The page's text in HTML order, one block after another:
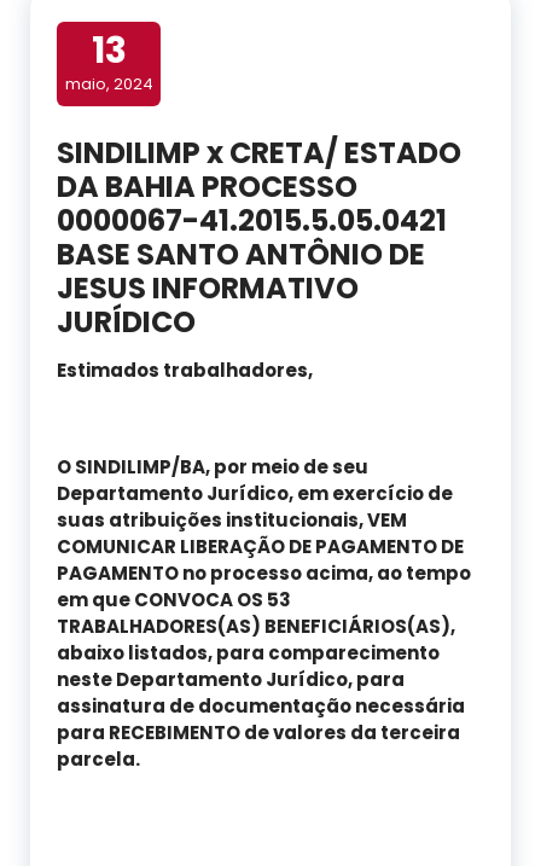
13
maio, 2024
SINDILIMP x CRETA/ ESTADO
DA BAHIA PROCESSO
0000067-41.2015.5.05.0421
BASE SANTO ANTÔNIO DE
JESUS INFORMATIVO
JURÍDICO
Estimados trabalhadores,
O SINDILIMP/BA, por meio de seu
Departamento Jurídico, em exercício de
suas atribuições institucionais, VEM
COMUNICAR LIBERAÇÃO DE PAGAMENTO DE
PAGAMENTO no processo acima, ao tempo
em que CONVOCA OS 53
TRABALHADORES(AS) BENEFICIÁRIOS(AS),
abaixo listados, para comparecimento
neste Departamento Jurídico, para
assinatura de documentação necessária
para RECEBIMENTO de valores da terceira
parcela.